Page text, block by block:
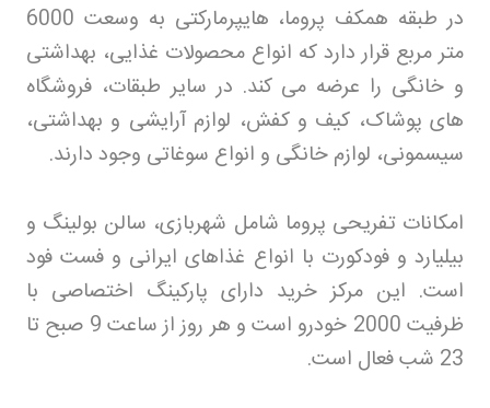
در طبقه همکف پروما، هایپرمارکتی به وسعت 6000
متر مربع قرار دارد که انواع محصولات غذایی، بهداشتی
و خانگی را عرضه می کند. در سایر طبقات، فروشگاه
های پوشاک، کیف و کفش، لوازم آرایشی و بهداشتی،
سیسمونی، لوازم خانگی و انواع سوغاتی وجود دارند.
امکانات تفریحی پروما شامل شهربازی، سالن بولینگ و
بیلیارد و فودکورت با انواع غذاهای ایرانی و فست فود
است. این مرکز خرید دارای پارکینگ اختصاصی با
ظرفیت 2000 خودرو است و هر روز از ساعت 9 صبح تا
23 شب فعال است
.